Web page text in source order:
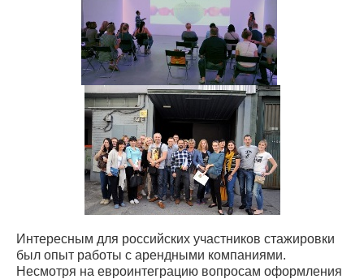
Интересным для российских участников стажировки
был опыт работы с арендными компаниями.
Несмотря на евроинтеграцию вопросам оформления